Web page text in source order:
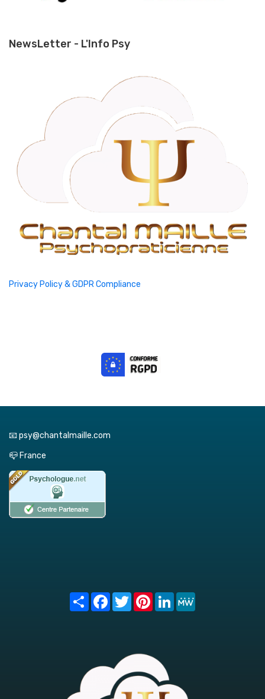
NewsLetter - L'Info Psy
Privacy Policy & GDPR Compliance
📧 psy@chantalmaille.com
📪 France
Share FacebookTwitterPinterest
LinkedIn